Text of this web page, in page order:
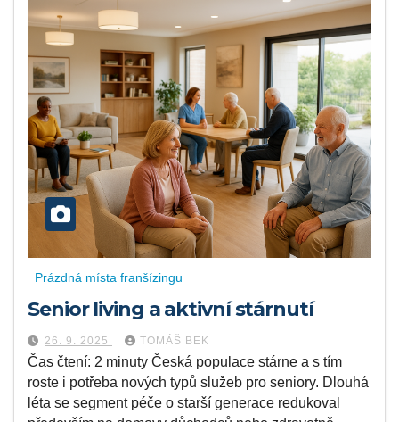
Prázdná místa franšízingu
Senior living a aktivní stárnutí
26. 9. 2025 TOMÁŠ BEK
Čas čtení: 2 minuty Česká populace stárne a s tím
roste i potřeba nových typů služeb pro seniory. Dlouhá
léta se segment péče o starší generace redukoval